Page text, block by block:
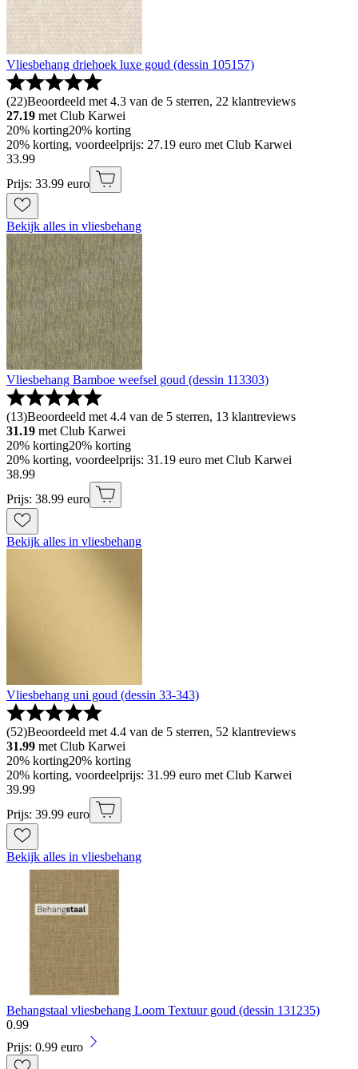
Vliesbehang driehoek luxe goud (dessin 105157)
(22)Beoordeeld met 4.3 van de 5 sterren, 22 klantreviews
27.19 met Club Karwei
20% korting20% korting
20% korting, voordeelprijs: 27.19 euro met Club Karwei
33.99
Prijs: 33.99 euro
Bekijk alles in vliesbehang
Vliesbehang Bamboe weefsel goud (dessin 113303)
(13)Beoordeeld met 4.4 van de 5 sterren, 13 klantreviews
31.19 met Club Karwei
20% korting20% korting
20% korting, voordeelprijs: 31.19 euro met Club Karwei
38.99
Prijs: 38.99 euro
Bekijk alles in vliesbehang
Vliesbehang uni goud (dessin 33-343)
(52)Beoordeeld met 4.4 van de 5 sterren, 52 klantreviews
31.99 met Club Karwei
20% korting20% korting
20% korting, voordeelprijs: 31.99 euro met Club Karwei
39.99
Prijs: 39.99 euro
Bekijk alles in vliesbehang
Behangstaal vliesbehang Loom Textuur goud (dessin 131235)
0.99
Prijs: 0.99 euro